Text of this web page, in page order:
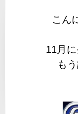
こん
11月
も